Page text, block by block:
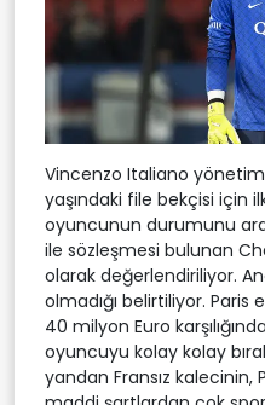
Vincenzo Italiano
yaşındaki file bekçisi için
oyuncunun durumunu
ile sözleşmesi bulunan
olarak değerlendiriliyor.
olmadığı belirtiliyor. Paris
40 milyon Euro
oyuncuyu kolay kolay
yandan Fransız kalecinin,